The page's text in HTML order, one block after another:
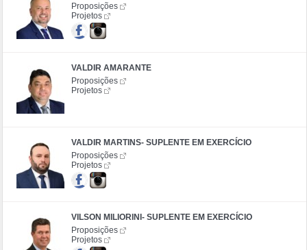
Proposições
Projetos
VALDIR AMARANTE
Proposições
Projetos
VALDIR MARTINS- SUPLENTE EM EXERCÍCIO
Proposições
Projetos
VILSON MILIORINI- SUPLENTE EM EXERCÍCIO
Proposições
Projetos